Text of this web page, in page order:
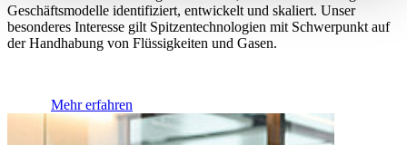
Geschäftsmodelle identifiziert, entwickelt und skaliert. Unser
besonderes Interesse gilt Spitzentechnologien mit Schwerpunkt auf
der Handhabung von Flüssigkeiten und Gasen.
Mehr erfahren